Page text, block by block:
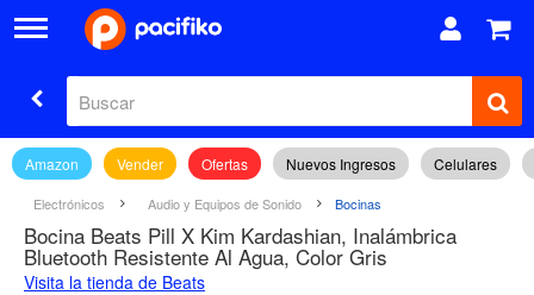
Amazon Vender Ofertas Nuevos Ingresos Celulares
Electrónicos Audio y Equipos de Sonido Bocinas
Bocina Beats Pill X Kim Kardashian, Inalámbrica
Bluetooth Resistente Al Agua, Color Gris
Visita la tienda de Beats